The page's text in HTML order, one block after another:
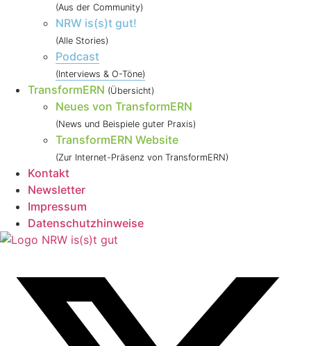
(Aus der Community)
NRW is(s)t gut!
(Alle Stories)
Podcast
(Interviews & O-Töne)
TransformERN (Übersicht)
Neues von TransformERN
(News und Beispiele guter Praxis)
TransformERN Website
(Zur Internet-Präsenz von TransformERN)
Kontakt
Newsletter
Impressum
Datenschutzhinweise